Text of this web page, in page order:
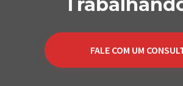
FALE COM UM